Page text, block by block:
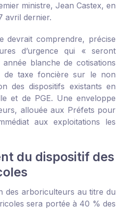
ministre, Jean Castex, en
avril dernier.
devrait comprendre, précise
d’urgence qui « seront
blanche de cotisations
de taxe foncière sur le non
des dispositifs existants en
et de PGE. Une enveloppe
allouée aux Préfets pour
aux exploitations les
du dispositif des
des arboriculteurs au titre du
sera portée à 40 % des